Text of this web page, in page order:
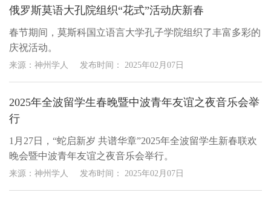
俄罗斯莫语大孔院组织“花式”活动庆新春
春节期间，莫斯科国立语言大学孔子学院组织了丰富多彩的
庆祝活动。
来源：神州学人 发布时间： 2025年02月07日
2025年全波留学生春晚暨中波青年友谊之夜音乐会举
行
1月27日，“蛇启新岁 共谱华章”2025年全波留学生新春联欢
晚会暨中波青年友谊之夜音乐会举行。
来源：神州学人 发布时间： 2025年02月07日